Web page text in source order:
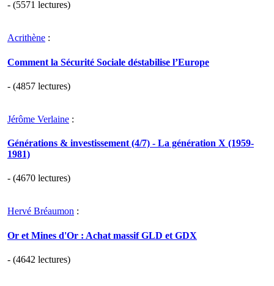
- (5571 lectures)
Acrithène :
Comment la Sécurité Sociale déstabilise l’Europe
- (4857 lectures)
Jérôme Verlaine :
Générations & investissement (4/7) - La génération X (1959-
1981)
- (4670 lectures)
Hervé Bréaumon :
Or et Mines d'Or : Achat massif GLD et GDX
- (4642 lectures)